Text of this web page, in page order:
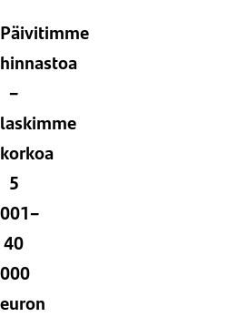
Päivitimme
hinnastoa
–
laskimme
korkoa
5
001–
40
000
euron